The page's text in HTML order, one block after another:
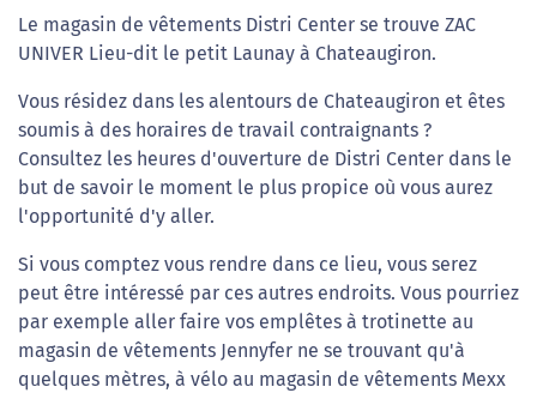
Le magasin de vêtements Distri Center se trouve ZAC
UNIVER Lieu-dit le petit Launay à Chateaugiron.
Vous résidez dans les alentours de Chateaugiron et êtes
soumis à des horaires de travail contraignants ?
Consultez les heures d'ouverture de Distri Center dans le
but de savoir le moment le plus propice où vous aurez
l'opportunité d'y aller.
Si vous comptez vous rendre dans ce lieu, vous serez
peut être intéressé par ces autres endroits. Vous pourriez
par exemple aller faire vos emplêtes à trotinette au
magasin de vêtements Jennyfer ne se trouvant qu'à
quelques mètres, à vélo au magasin de vêtements Mexx